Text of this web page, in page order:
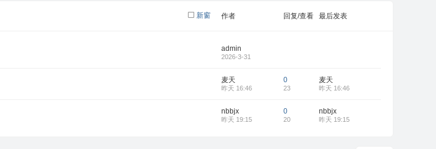
新窗 作者 回复/查看 最后发表
admin
2026-3-31
麦天
昨天 16:46
0
23
麦天
昨天 16:46
nbbjx
昨天 19:15
0
20
nbbjx
昨天 19:15